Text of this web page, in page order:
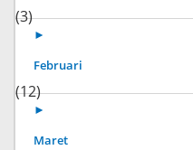
(3)
►
Februari
(12)
►
Maret